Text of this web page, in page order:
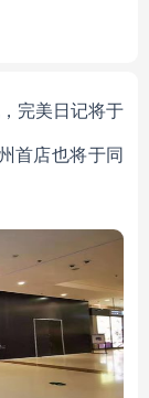
完美日记将于
首店也将于同